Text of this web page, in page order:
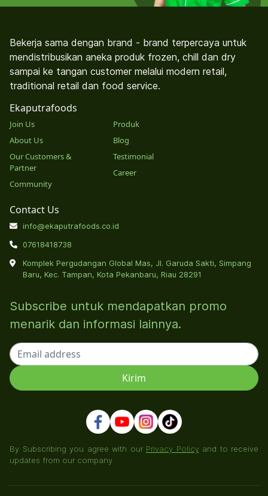
Bekerja sama dengan brand - brand terpercaya untuk
mendistribusikan aneka produk frozen, chill dan dry
sampai ke tangan customer melalui modern retail,
traditional retail dan food service.
Ekaputrafoods
Join Us
About Us
Our Customers &
Partner
Community
Produk
Blog
Testimonial
Career
Contact Us
info@ekaputrafoods.co.id
07618418738
Komplek Pergudangan Global Mas, Jl. Garuda Sakti, Simpang
Baru, Kec. Tampan, Kota Pekanbaru, Riau 28291
Subscribe untuk mendapatkan promo
menarik dan informasi lainnya.
By Subscribing you agree with our Privacy Policyand to receive
updates from our company